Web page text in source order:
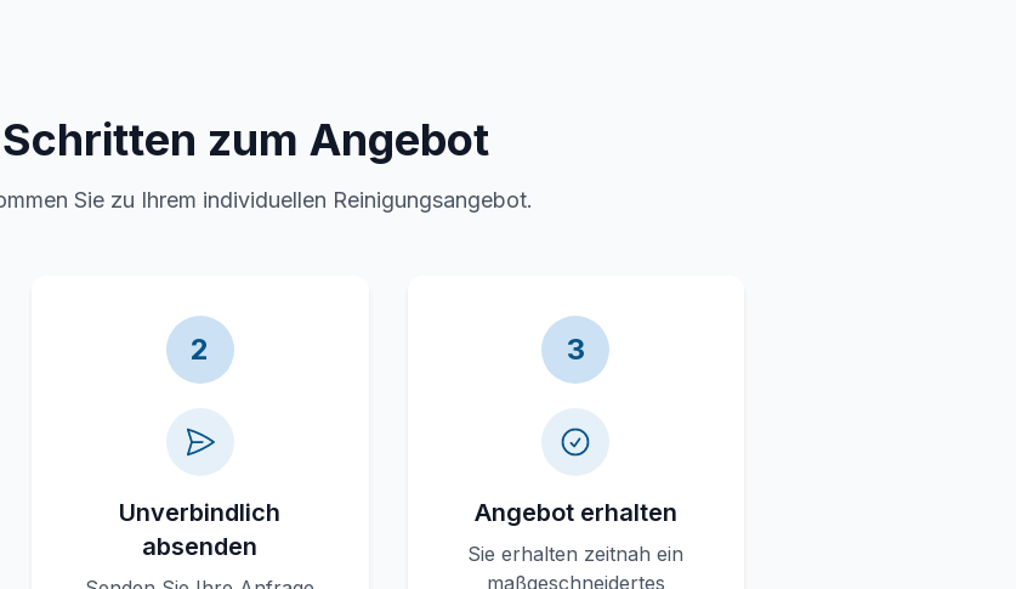
zum Angebot
Sie zu Ihrem individuellen Reinigungsangebot.
2
Unverbindlich
absenden
3
Angebot erhalten
Sie erhalten zeitnah ein
maßgeschneidertes